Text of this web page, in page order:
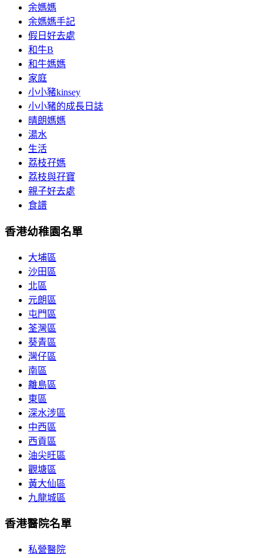
余媽媽
余媽媽手記
假日好去處
和牛B
和牛媽媽
家庭
小小豬kinsey
小小豬的成長日誌
晴朗媽媽
湯水
生活
荔枝孖媽
荔枝與孖寶
親子好去處
食譜
香港幼稚園名單
大埔區
沙田區
北區
元朗區
屯門區
荃灣區
葵青區
灣仔區
南區
離島區
東區
深水涉區
中西區
西貢區
油尖旺區
觀塘區
黃大仙區
九龍城區
香港醫院名單
私營醫院